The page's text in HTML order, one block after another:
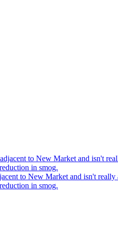
to New Market and isn't
in smog.